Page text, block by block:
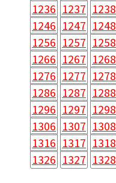
1236 1237 1238
1246 1247 1248
1256 1257 1258
1266 1267 1268
1276 1277 1278
1286 1287 1288
1296 1297 1298
1306 1307 1308
1316 1317 1318
1326 1327 1328